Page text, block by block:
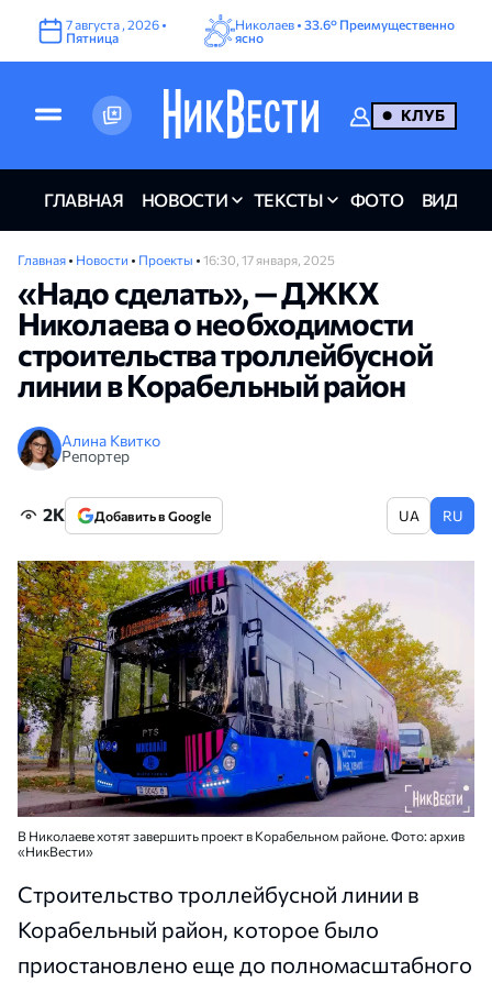
7августа ,2026 •
Пятница
Николаев •33.6° Преимущественно
ясно
КЛУБ
ГЛАВНАЯ НОВОСТИ ТЕКСТЫ ФОТО ВИДЕО
Главная • Новости • Проекты • 16:30, 17 января, 2025
«Надо сделать», — ДЖКХ
Николаева о необходимости
строительства троллейбусной
линии в Корабельный район
Алина Квитко
Репортер
2K Добавить в Google UA RU
В Николаеве хотят завершить проект в Корабельном районе. Фото: архив
«НикВести»
Строительство троллейбусной линии в
Корабельный район, которое было
приостановлено еще до полномасштабного